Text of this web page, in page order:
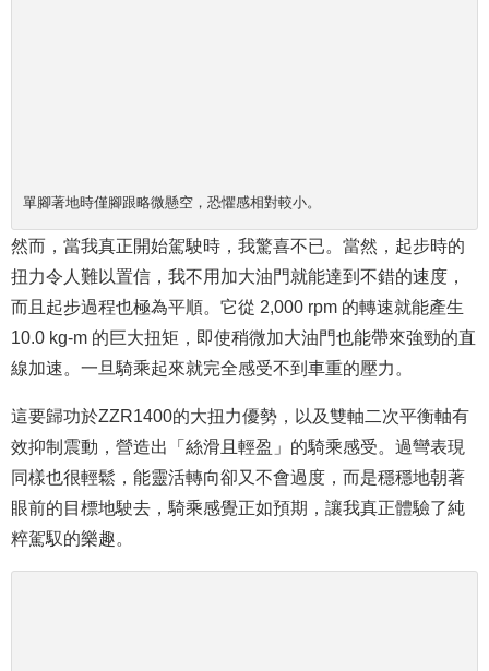
單腳著地時僅腳跟略微懸空，恐懼感相對較小。
然而，當我真正開始駕駛時，我驚喜不已。當然，起步時的
扭力令人難以置信，我不用加大油門就能達到不錯的速度，
而且起步過程也極為平順。它從 2,000 rpm 的轉速就能產生
10.0 kg-m 的巨大扭矩，即使稍微加大油門也能帶來強勁的直
線加速。一旦騎乘起來就完全感受不到車重的壓力。
這要歸功於ZZR1400的大扭力優勢，以及雙軸二次平衡軸有
效抑制震動，營造出「絲滑且輕盈」的騎乘感受。過彎表現
同樣也很輕鬆，能靈活轉向卻又不會過度，而是穩穩地朝著
眼前的目標地駛去，騎乘感覺正如預期，讓我真正體驗了純
粹駕馭的樂趣。